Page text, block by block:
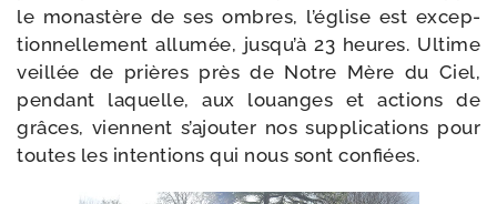
le monas­tère de ses ombres, l’é­glise est excep­
tion­nel­le­ment allu­mée, jus­qu’à 23 heures. Ultime
veillée de prières près de Notre Mère du Ciel,
pen­dant laquelle, aux louanges et actions de
grâces, viennent s’a­jou­ter nos sup­pli­ca­tions pour
toutes les inten­tions qui nous sont confiées.